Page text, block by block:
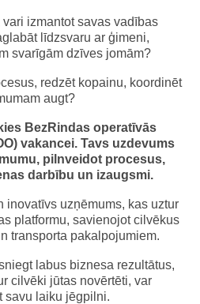
izmantot savas vadības
līdzsvaru ar ģimeni,
svarīgām dzīves jomām?
redzēt kopainu, koordinēt
augt?
BezRindas operatīvās
vakancei. Tavs uzdevums
pilnveidot procesus,
darbību un izaugsmi.
inovatīvs uzņēmums, kas uztur
platformu, savienojot cilvēkus
transporta pakalpojumiem.
labus biznesa rezultātus,
cilvēki jūtas novērtēti, var
savu laiku jēgpilni.